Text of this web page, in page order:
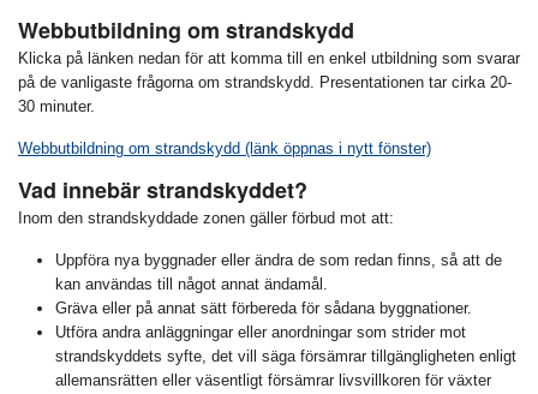
Webbutbildning om strandskydd
Klicka på länken nedan för att komma till en enkel utbildning som svarar
på de vanligaste frågorna om strandskydd. Presentationen tar cirka 20-
30 minuter.
Webbutbildning om strandskydd (länk öppnas i nytt fönster)
Vad innebär strandskyddet?
Inom den strandskyddade zonen gäller förbud mot att:
Uppföra nya byggnader eller ändra de som redan finns, så att de
kan användas till något annat ändamål.
Gräva eller på annat sätt förbereda för sådana byggnationer.
Utföra andra anläggningar eller anordningar som strider mot
strandskyddets syfte, det vill säga försämrar tillgängligheten enligt
allemansrätten eller väsentligt försämrar livsvillkoren för växter